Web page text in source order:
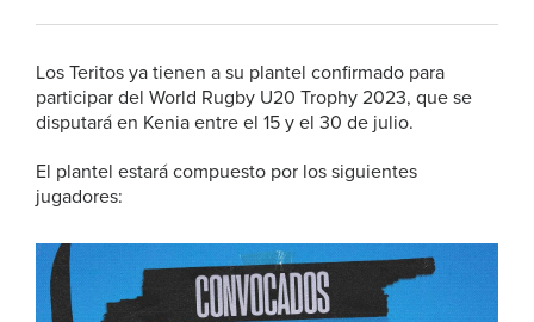
Los Teritos ya tienen a su plantel confirmado para
participar del World Rugby U20 Trophy 2023, que se
disputará en Kenia entre el 15 y el 30 de julio.
El plantel estará compuesto por los siguientes
jugadores: